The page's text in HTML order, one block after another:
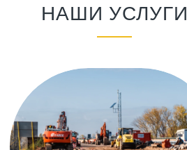
НАШИ УСЛУГИ